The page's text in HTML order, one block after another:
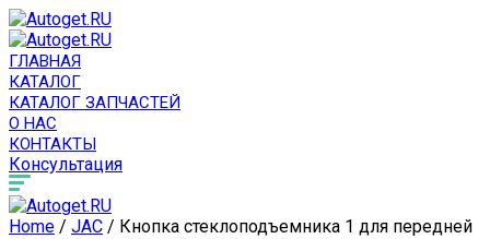
ГЛАВНАЯ
КАТАЛОГ
КАТАЛОГ ЗАПЧАСТЕЙ
О НАС
КОНТАКТЫ
Консультация
Home / JAC / Кнопка стеклоподъемника 1 для передней